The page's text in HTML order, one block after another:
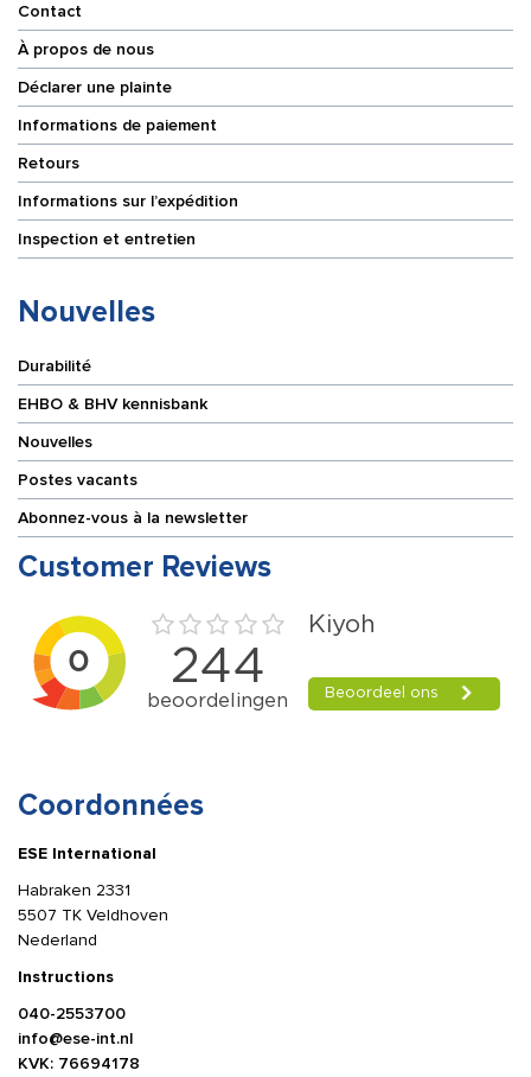
Contact
À propos de nous
Déclarer une plainte
Informations de paiement
Retours
Informations sur l’expédition
Inspection et entretien
Nouvelles
Durabilité
EHBO & BHV kennisbank
Nouvelles
Postes vacants
Abonnez-vous à la newsletter
Customer Reviews
Coordonnées
ESE International
Habraken 2331
5507 TK Veldhoven
Nederland
Instructions
040-2553700
info@ese-int.nl
KVK: 76694178